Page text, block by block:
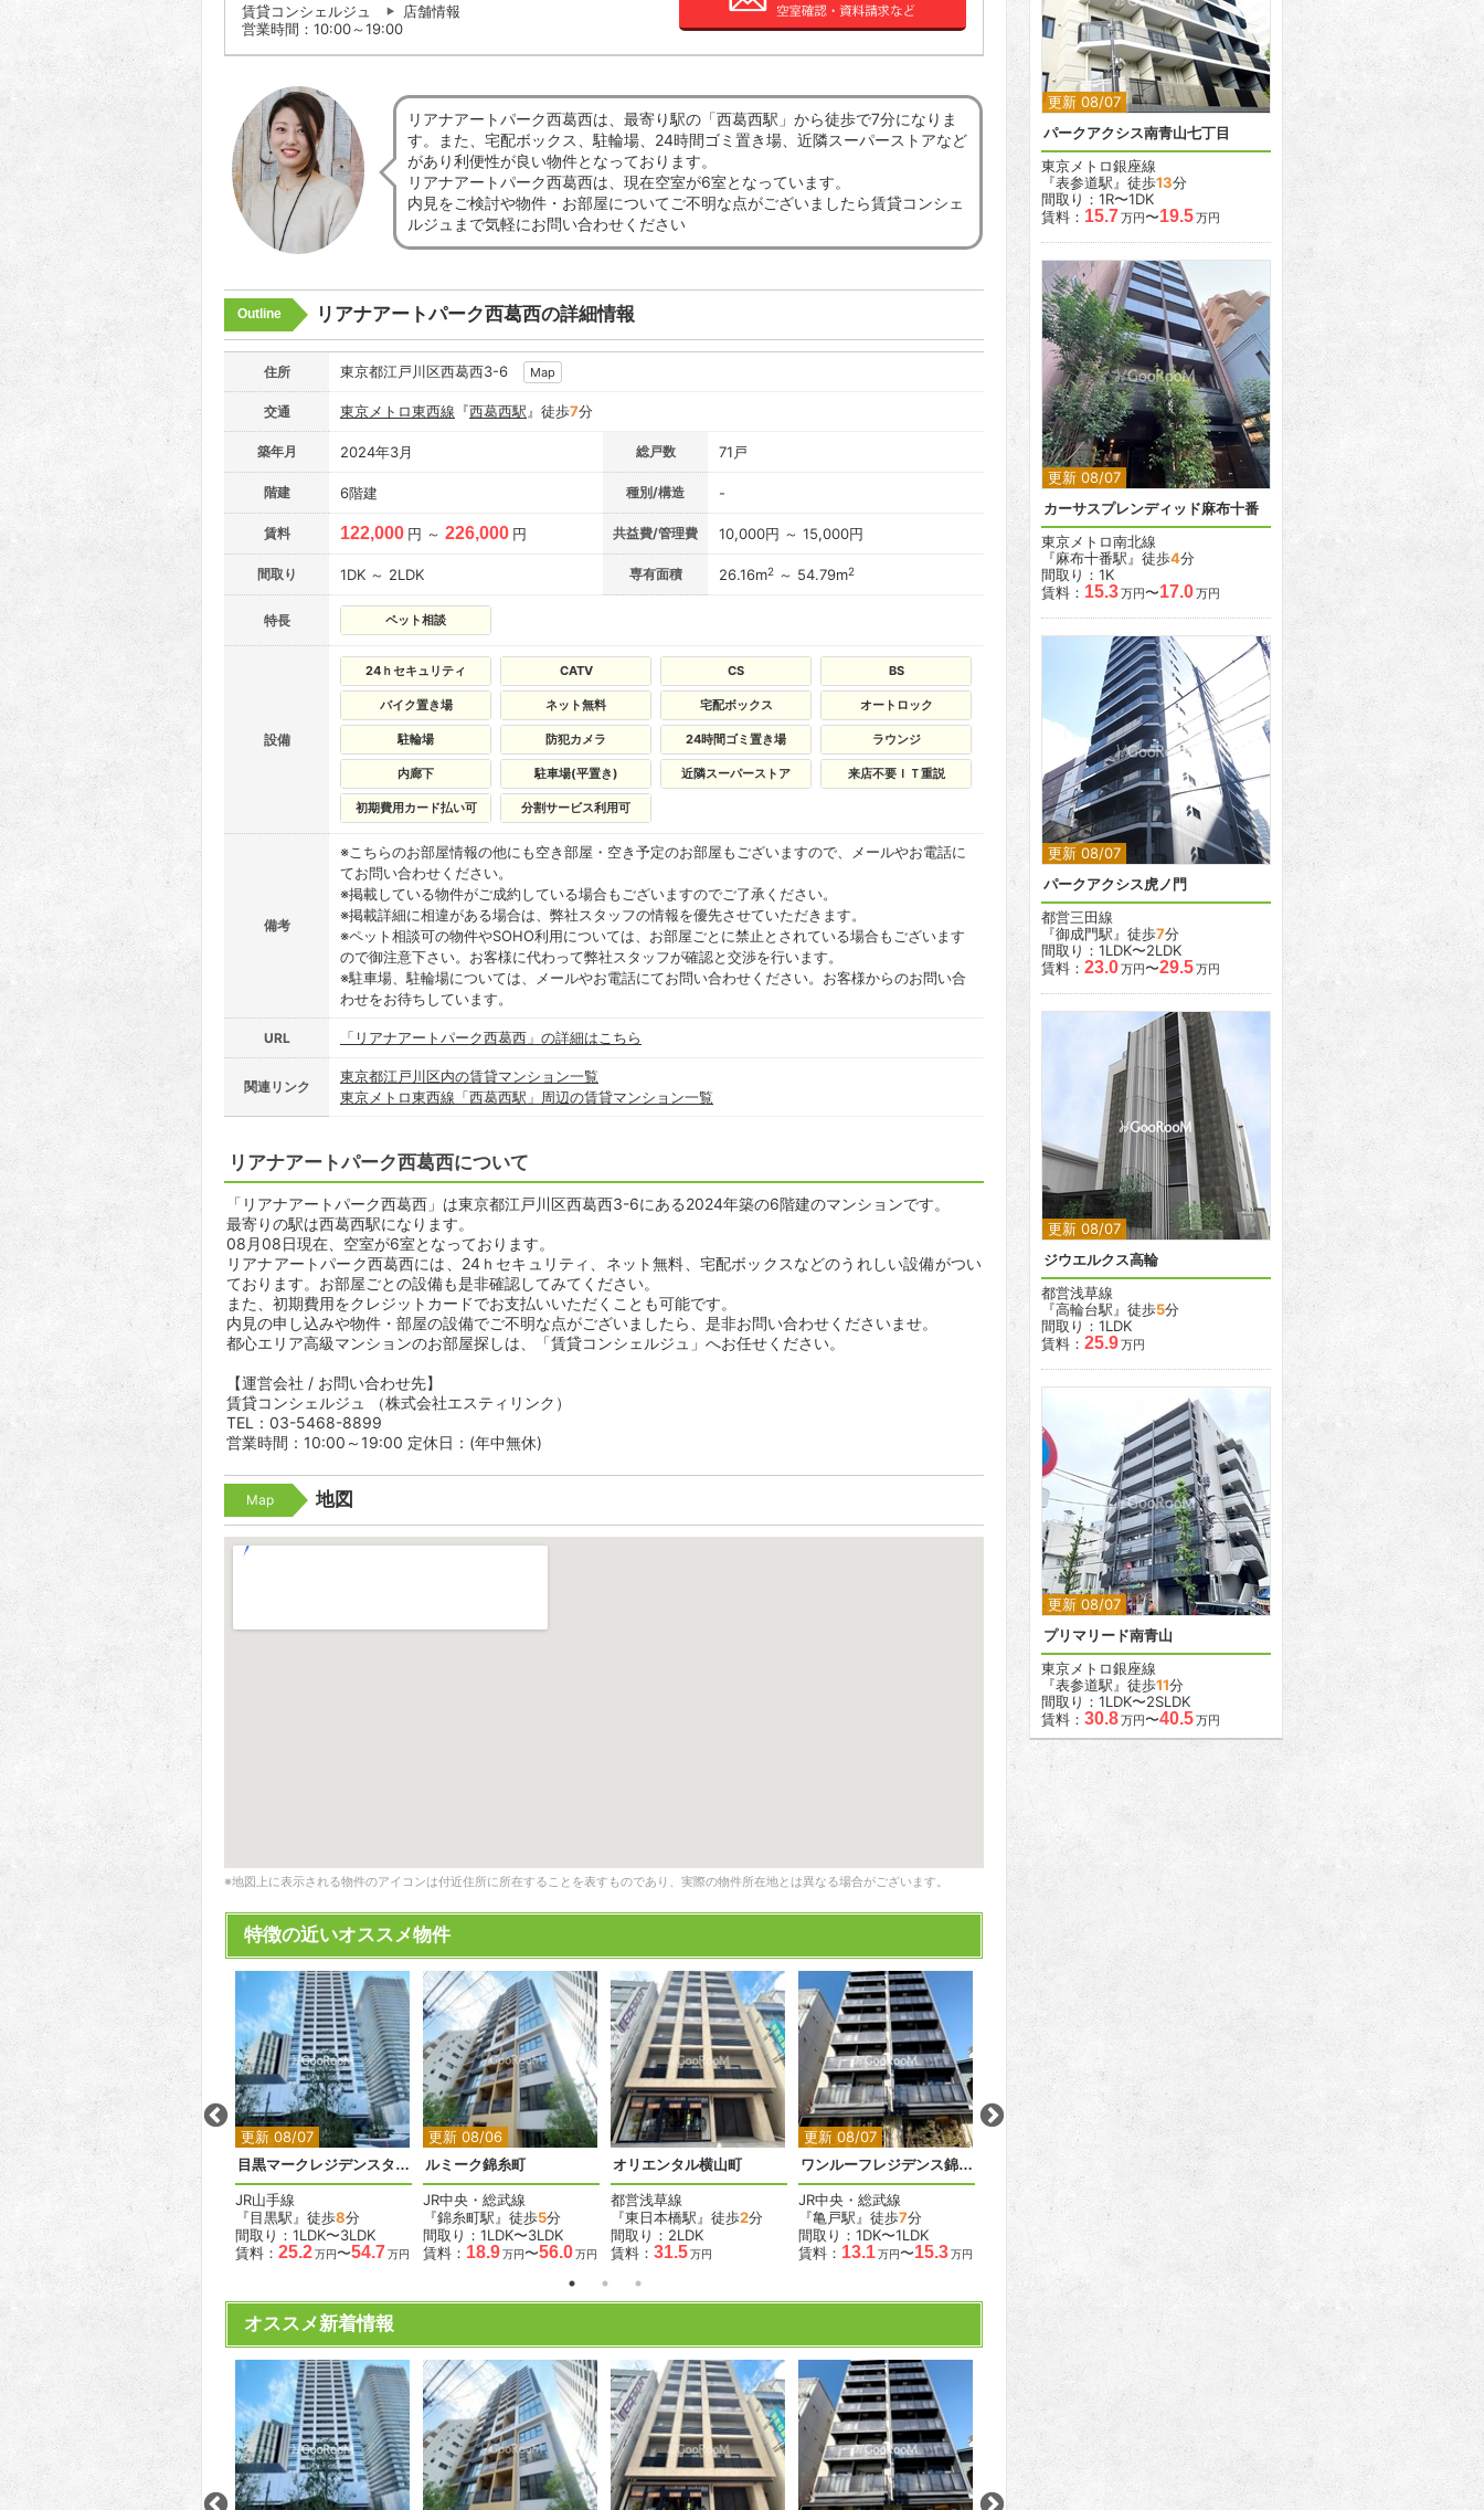
賃貸コンシェルジュ
店舗情報
営業時間：10:00～19:00
リアナアートパーク西葛西は、最寄り駅の「西葛西駅」から徒歩で7分になりま
す。また、宅配ボックス、駐輪場、24時間ゴミ置き場、近隣スーパーストアなど
があり利便性が良い物件となっております。
リアナアートパーク西葛西は、現在空室が6室となっています。
内見をご検討や物件・お部屋についてご不明な点がございましたら賃貸コンシェ
ルジュまで気軽にお問い合わせください
Outline リアナアートパーク西葛西の詳細情報
住所 東京都江戸川区西葛西3-6 Map
交通 東京メトロ東西線 『西葛西駅 』徒歩7分
築年月 2024年3月 総戸数 71戸
階建 6階建 種別/構造 -
賃料 122,000 円 ～ 226,000 円 共益費/管理費 10,000円 ～ 15,000円
間取り 1DK ～ 2LDK 専有面積 26.16m2 ～ 54.79m2
特長 ペット相談
設備
24ｈセキュリティ CATV CS BS
バイク置き場 ネット無料 宅配ボックス オートロック
駐輪場 防犯カメラ 24時間ゴミ置き場 ラウンジ
内廊下 駐車場(平置き) 近隣スーパーストア 来店不要ＩＴ重説
初期費用カード払い可 分割サービス利用可
備考
※こちらのお部屋情報の他にも空き部屋・空き予定のお部屋もございますので、メールやお電話に
てお問い合わせください。
※掲載している物件がご成約している場合もございますのでご了承ください。
※掲載詳細に相違がある場合は、弊社スタッフの情報を優先させていただきます。
※ペット相談可の物件やSOHO利用については、お部屋ごとに禁止とされている場合もございます
ので御注意下さい。お客様に代わって弊社スタッフが確認と交渉を行います。
※駐車場、駐輪場については、メールやお電話にてお問い合わせください。お客様からのお問い合
わせをお待ちしています。
URL 「リアナアートパーク西葛西」の詳細はこちら
関連リンク
東京都江戸川区内の賃貸マンション一覧
東京メトロ東西線「西葛西駅」周辺の賃貸マンション一覧
リアナアートパーク西葛西について
「リアナアートパーク西葛西」は東京都江戸川区西葛西3-6にある2024年築の6階建のマンションです。
最寄りの駅は西葛西駅になります。
08月08日現在、空室が6室となっております。
リアナアートパーク西葛西には、24ｈセキュリティ、ネット無料、宅配ボックスなどのうれしい設備がつい
ております。お部屋ごとの設備も是非確認してみてください。
また、初期費用をクレジットカードでお支払いいただくことも可能です。
内見の申し込みや物件・部屋の設備でご不明な点がございましたら、是非お問い合わせくださいませ。
都心エリア高級マンションのお部屋探しは、「賃貸コンシェルジュ」へお任せください。
【運営会社 / お問い合わせ先】
賃貸コンシェルジュ （株式会社エスティリンク）
TEL：03-5468-8899
営業時間：10:00～19:00 定休日：(年中無休)
Map 地図
※地図上に表示される物件のアイコンは付近住所に所在することを表すものであり、実際の物件所在地とは異なる場合がございます。
特徴の近いオススメ物件
2
万円
更新 08/05
ムーヴァ代々木
小田急小田原線
『南新宿駅』徒歩
分
間取り：1LDK〜2LDK
〜
更新 08/07
2
目黒マークレジデンスタワー
JR山手線
『目黒駅』徒歩8分
間取り：1LDK〜3LDK
賃料： 25.2万円〜54.7万円
更新 08/06
2
ルミーク錦糸町
JR中央・総武線
『錦糸町駅』徒歩5分
間取り：1LDK〜3LDK
賃料： 18.9万円〜56.0万円
2
オリエンタル横山町
都営浅草線
『東日本橋駅』徒歩2分
間取り：2LDK
賃料： 31.5万円
更新 08/07
2 2
ワンルーフレジデンス錦糸町
JR中央・総武線
『亀戸駅』徒歩7分
間取り：1DK〜1LDK
賃料： 13.1万円〜15.3万円
更新 08/07
ワンルーフレジデンス中野
都営大江戸線
『東中野駅』徒歩
11
分
18.4 32.3
更新 08/07
パークアクシス五反田スカイタワー
JR山手線
『五反田駅』徒歩
分
間取り：1LDK〜2LDK
17.6 万円
更新 08/07
ブランズ巣鴨三丁
JR山手線
『巣鴨駅』徒歩
間取り：1LDK
〜
オススメ新着情報
2
2 2
2 2
更新 08/07
2
パークアクシス南青山七丁目
東京メトロ銀座線
『表参道駅』徒歩13分
間取り：1R〜1DK
賃料： 15.7万円〜19.5万円
更新 08/07
2 2
カーサスプレンディッド麻布十番
東京メトロ南北線
『麻布十番駅』徒歩4分
間取り：1K
賃料： 15.3万円〜17.0万円
更新 08/07
2 2
パークアクシス虎ノ門
都営三田線
『御成門駅』徒歩7分
間取り：1LDK〜2LDK
賃料： 23.0万円〜29.5万円
更新 08/07
ジウエルクス高輪
都営浅草線
『高輪台駅』徒歩5分
間取り：1LDK
賃料： 25.9万円
更新 08/07
2 2
プリマリード南青山
東京メトロ銀座線
『表参道駅』徒歩11分
間取り：1LDK〜2SLDK
賃料： 30.8万円〜40.5万円